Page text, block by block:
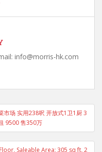
info@morris-hk.com
市场 实用238呎 开放式1卫1厨 3
9500 售350万
Saleable Area: 305 sq ft, 2